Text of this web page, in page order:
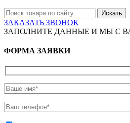
Искать
ЗАКАЗАТЬ ЗВОНОК
ЗАПОЛНИТЕ ДАННЫЕ И МЫ С
ФОРМА ЗАЯВКИ